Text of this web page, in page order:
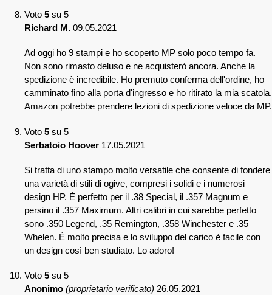
Voto 5 su 5
Richard M. 09.05.2021
Ad oggi ho 9 stampi e ho scoperto MP solo poco tempo fa.
Non sono rimasto deluso e ne acquisterò ancora. Anche la
spedizione è incredibile. Ho premuto conferma dell'ordine, ho
camminato fino alla porta d'ingresso e ho ritirato la mia scatola.
Amazon potrebbe prendere lezioni di spedizione veloce da MP.
Voto 5 su 5
Serbatoio Hoover 17.05.2021
Si tratta di uno stampo molto versatile che consente di fondere
una varietà di stili di ogive, compresi i solidi e i numerosi
design HP. È perfetto per il .38 Special, il .357 Magnum e
persino il .357 Maximum. Altri calibri in cui sarebbe perfetto
sono .350 Legend, .35 Remington, .358 Winchester e .35
Whelen. È molto precisa e lo sviluppo del carico è facile con
un design così ben studiato. Lo adoro!
Voto 5 su 5
Anonimo (proprietario verificato) 26.05.2021